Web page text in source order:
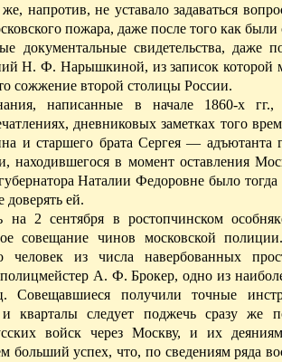
напротив, не уставало задаваться
пожара, даже после того как
документальные свидетельства, даже
Н. Ф. Нарышкиной, из записок которой
сожжение второй столицы России.
написанные в начале 1860-х
дневниковых заметках того
и старшего брата Сергея — адъютанта
находившегося в момент оставления
Наталии Федоровне было тогда
доверять ей.
на 2 сентября в ростопчинском
совещание чинов московской
человек из числа навербованных
А. Ф. Брокер, одно из
Совещавшиеся получили точные
кварталы следует поджечь сразу же
войск через Москву, и их
больший успех, что, по сведениям ряда